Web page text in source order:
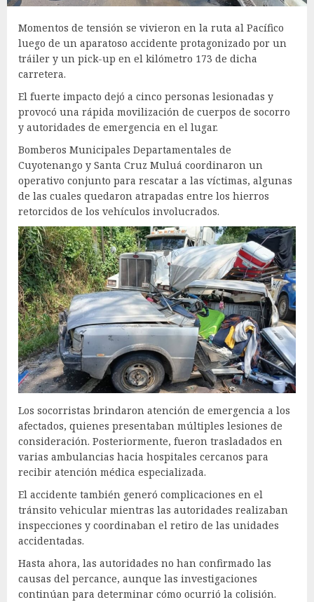
Momentos de tensión se vivieron en la ruta al Pacífico
luego de un aparatoso accidente protagonizado por un
tráiler y un pick-up en el kilómetro 173 de dicha
carretera.
El fuerte impacto dejó a cinco personas lesionadas y
provocó una rápida movilización de cuerpos de socorro
y autoridades de emergencia en el lugar.
Bomberos Municipales Departamentales de
Cuyotenango y Santa Cruz Muluá coordinaron un
operativo conjunto para rescatar a las víctimas, algunas
de las cuales quedaron atrapadas entre los hierros
retorcidos de los vehículos involucrados.
Los socorristas brindaron atención de emergencia a los
afectados, quienes presentaban múltiples lesiones de
consideración. Posteriormente, fueron trasladados en
varias ambulancias hacia hospitales cercanos para
recibir atención médica especializada.
El accidente también generó complicaciones en el
tránsito vehicular mientras las autoridades realizaban
inspecciones y coordinaban el retiro de las unidades
accidentadas.
Hasta ahora, las autoridades no han confirmado las
causas del percance, aunque las investigaciones
continúan para determinar cómo ocurrió la colisión.